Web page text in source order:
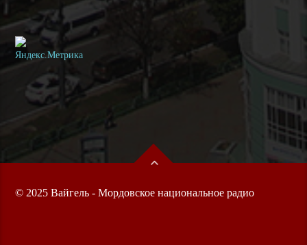
© 2025 Вайгель - Мордовское национальное радио